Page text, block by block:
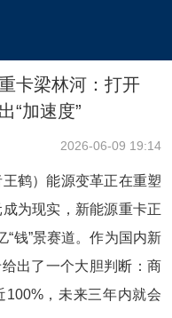
卡梁林河：打开
“加速度”
2026-06-09 19:14
鹤）能源变革正在重塑
为现实，新能源重卡正
“钱”景赛道。作为国内新
出了一个大胆判断：商
100%，未来三年内就会